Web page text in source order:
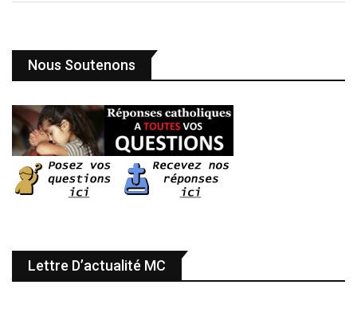
Nous Soutenons
Lettre D’actualité MC